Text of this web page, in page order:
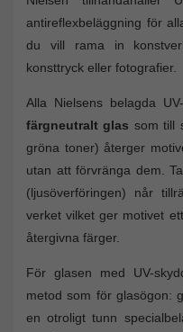
antireflexbeläggning för
du vill rama in
konsttryck eller fotografier.
Alla Nielsens belagda
färgneutralt glas som till
gröna toner) återger
utan att förvränga dem.
(ljusöverföringen) når
verket vilket ger motivet
återgivna färger.
För glasen med UV-
metod som för glasögon:
en otroligt tunn